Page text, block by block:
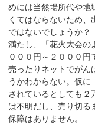
めには当然場所代や地
くてはならないため
ではないでしょうか？
満たし、「花火大会の
０００円～２０００円
売ったりネットでがん
うかわからない。仮に
されているとしても２
は不明だし、売り切る
保障はありません。